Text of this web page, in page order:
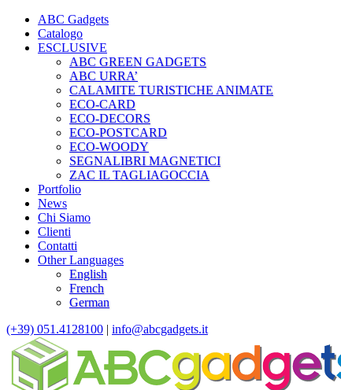
ABC Gadgets
Catalogo
ESCLUSIVE
ABC GREEN GADGETS
ABC URRA’
CALAMITE TURISTICHE ANIMATE
ECO-CARD
ECO-DECORS
ECO-POSTCARD
ECO-WOODY
SEGNALIBRI MAGNETICI
ZAC IL TAGLIAGOCCIA
Portfolio
News
Chi Siamo
Clienti
Contatti
Other Languages
English
French
German
(+39) 051.4128100 | info@abcgadgets.it